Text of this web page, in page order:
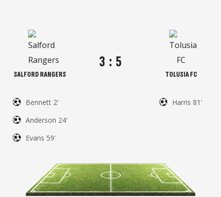
SALFORD RANGERS
Bennett 2'
Anderson 24'
Evans 59'
3 : 5
TOLUSIA FC
Harris 81'